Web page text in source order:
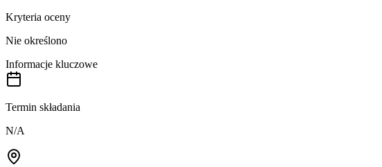
Kryteria oceny
Nie określono
Informacje kluczowe
Termin składania
N/A